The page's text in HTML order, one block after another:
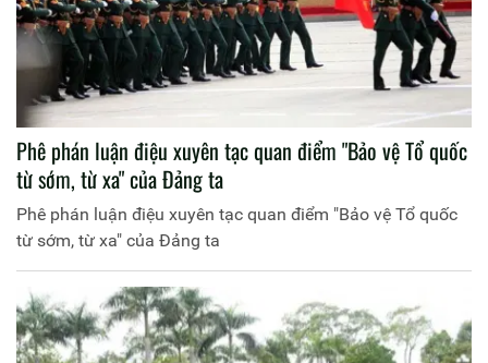
Phê phán luận điệu xuyên tạc quan điểm "Bảo vệ Tổ quốc
từ sớm, từ xa" của Đảng ta
Phê phán luận điệu xuyên tạc quan điểm "Bảo vệ Tổ quốc
từ sớm, từ xa" của Đảng ta